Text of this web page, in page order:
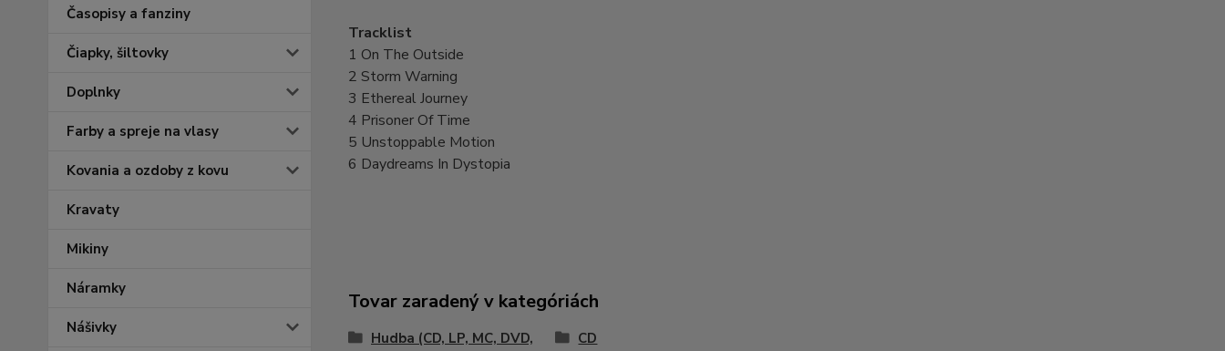
Časopisy a fanziny
Čiapky, šiltovky
Doplnky
Farby a spreje na vlasy
Kovania a ozdoby z kovu
Kravaty
Mikiny
Náramky
Nášivky
Tracklist
1 On The Outside
2 Storm Warning
3 Ethereal Journey
4 Prisoner Of Time
5 Unstoppable Motion
6 Daydreams In Dystopia
Tovar zaradený v kategóriách
Hudba (CD, LP, MC, DVD,
CD